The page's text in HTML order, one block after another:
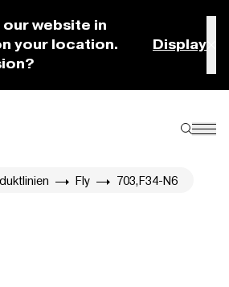
website in
your location.
Display
Fly 703,F34-N6